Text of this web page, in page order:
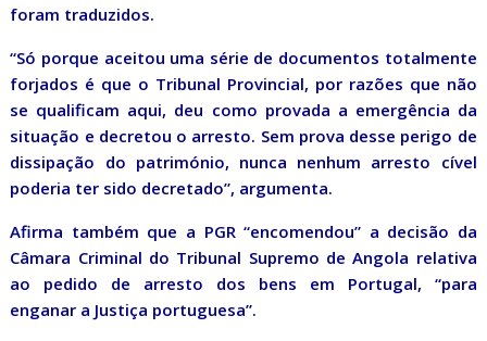
foram traduzidos.
“Só porque aceitou uma série de documentos totalmente
forjados é que o Tribunal Provincial, por razões que não
se qualificam aqui, deu como provada a emergência da
situação e decretou o arresto. Sem prova desse perigo de
dissipação do património, nunca nenhum arresto cível
poderia ter sido decretado”, argumenta.
Afirma também que a PGR “encomendou” a decisão da
Câmara Criminal do Tribunal Supremo de Angola relativa
ao pedido de arresto dos bens em Portugal, “para
enganar a Justiça portuguesa”.